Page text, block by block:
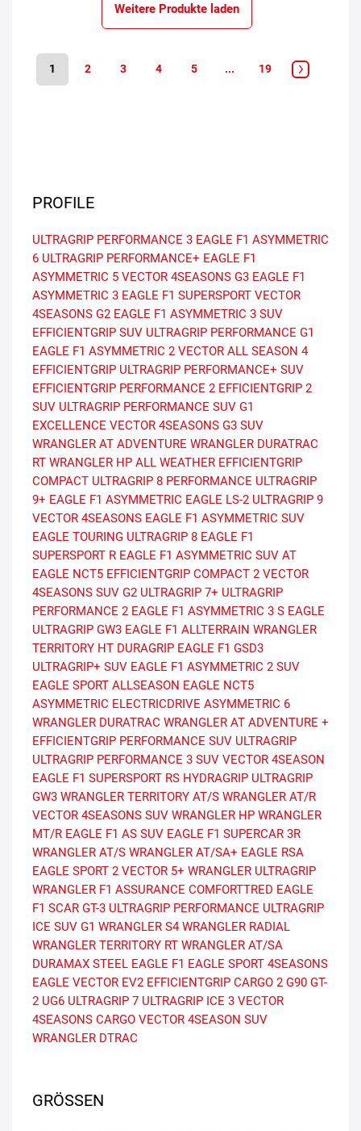
Weitere Produkte laden
1 2 3 4 5 ... 19
PROFILE
ULTRAGRIP PERFORMANCE 3 EAGLE F1 ASYMMETRIC
6 ULTRAGRIP PERFORMANCE+ EAGLE F1
ASYMMETRIC 5 VECTOR 4SEASONS G3 EAGLE F1
ASYMMETRIC 3 EAGLE F1 SUPERSPORT VECTOR
4SEASONS G2 EAGLE F1 ASYMMETRIC 3 SUV
EFFICIENTGRIP SUV ULTRAGRIP PERFORMANCE G1
EAGLE F1 ASYMMETRIC 2 VECTOR ALL SEASON 4
EFFICIENTGRIP ULTRAGRIP PERFORMANCE+ SUV
EFFICIENTGRIP PERFORMANCE 2 EFFICIENTGRIP 2
SUV ULTRAGRIP PERFORMANCE SUV G1
EXCELLENCE VECTOR 4SEASONS G3 SUV
WRANGLER AT ADVENTURE WRANGLER DURATRAC
RT WRANGLER HP ALL WEATHER EFFICIENTGRIP
COMPACT ULTRAGRIP 8 PERFORMANCE ULTRAGRIP
9+ EAGLE F1 ASYMMETRIC EAGLE LS-2 ULTRAGRIP 9
VECTOR 4SEASONS EAGLE F1 ASYMMETRIC SUV
EAGLE TOURING ULTRAGRIP 8 EAGLE F1
SUPERSPORT R EAGLE F1 ASYMMETRIC SUV AT
EAGLE NCT5 EFFICIENTGRIP COMPACT 2 VECTOR
4SEASONS SUV G2 ULTRAGRIP 7+ ULTRAGRIP
PERFORMANCE 2 EAGLE F1 ASYMMETRIC 3 S EAGLE
ULTRAGRIP GW3 EAGLE F1 ALLTERRAIN WRANGLER
TERRITORY HT DURAGRIP EAGLE F1 GSD3
ULTRAGRIP+ SUV EAGLE F1 ASYMMETRIC 2 SUV
EAGLE SPORT ALLSEASON EAGLE NCT5
ASYMMETRIC ELECTRICDRIVE ASYMMETRIC 6
WRANGLER DURATRAC WRANGLER AT ADVENTURE +
EFFICIENTGRIP PERFORMANCE SUV ULTRAGRIP
ULTRAGRIP PERFORMANCE 3 SUV VECTOR 4SEASON
EAGLE F1 SUPERSPORT RS HYDRAGRIP ULTRAGRIP
GW3 WRANGLER TERRITORY AT/S WRANGLER AT/R
VECTOR 4SEASONS SUV WRANGLER HP WRANGLER
MT/R EAGLE F1 AS SUV EAGLE F1 SUPERCAR 3R
WRANGLER AT/S WRANGLER AT/SA+ EAGLE RSA
EAGLE SPORT 2 VECTOR 5+ WRANGLER ULTRAGRIP
WRANGLER F1 ASSURANCE COMFORTTRED EAGLE
F1 SCAR GT-3 ULTRAGRIP PERFORMANCE ULTRAGRIP
ICE SUV G1 WRANGLER S4 WRANGLER RADIAL
WRANGLER TERRITORY RT WRANGLER AT/SA
DURAMAX STEEL EAGLE F1 EAGLE SPORT 4SEASONS
EAGLE VECTOR EV2 EFFICIENTGRIP CARGO 2 G90 GT-
2 UG6 ULTRAGRIP 7 ULTRAGRIP ICE 3 VECTOR
4SEASONS CARGO VECTOR 4SEASON SUV
WRANGLER DTRAC
GRÖSSEN